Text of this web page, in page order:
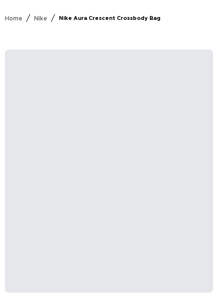
Home / Nike / Nike Aura Crescent Crossbody Bag